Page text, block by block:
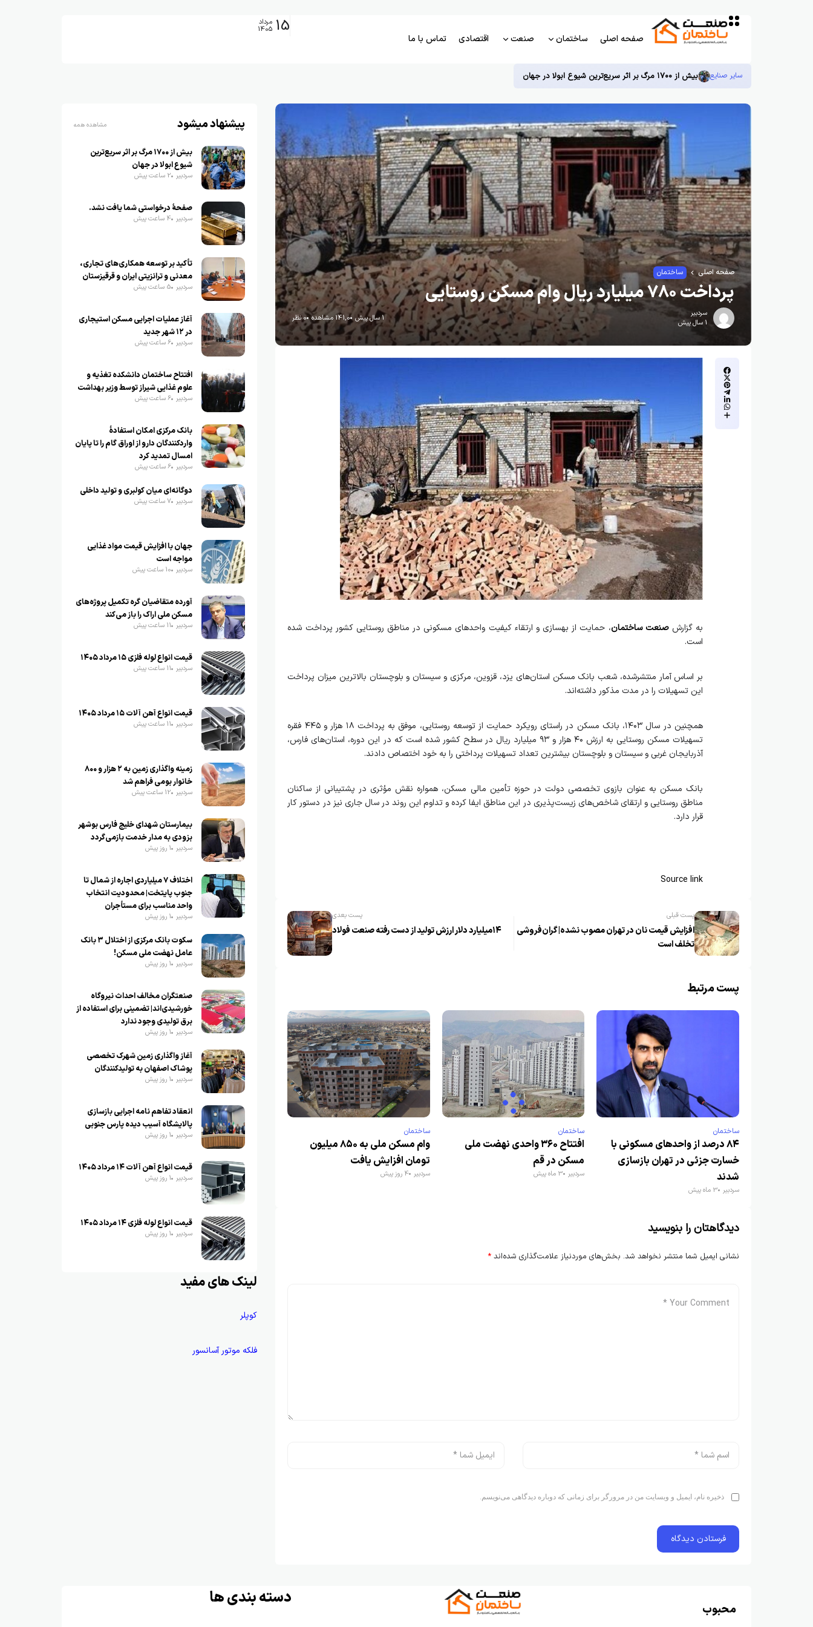
صفحه اصلی ساختمان صنعت اقتصادی تماس با ما
15 مرداد
1405
سایر صنایع بیش از ۱۷۰۰ مرگ بر اثر سریع‌ترین شیوع ابولا در جهان
صفحه اصلی ساختمان
پرداخت ۷۸۰ میلیارد ریال وام مسکن روستایی
سردبیر
1 سال پیش
1 سال پیش 141,0 مشاهده 0 نظر
به گزارشصنعت ساختمان، حمایت از بهسازی و ارتقاء کیفیت واحدهای مسکونی در مناطق روستایی کشور پرداخت شده
است.
بر اساس آمار منتشرشده، شعب بانک مسکن استان‌های یزد، قزوین، مرکزی و سیستان و بلوچستان بالاترین میزان پرداخت
این تسهیلات را در مدت مذکور داشته‌اند.
همچنین در سال ۱۴۰۳، بانک مسکن در راستای رویکرد حمایت از توسعه روستایی، موفق به پرداخت ۱۸ هزار و ۴۴۵ فقره
تسهیلات مسکن روستایی به ارزش ۴۰ هزار و ۹۳ میلیارد ریال در سطح کشور شده است که در این دوره، استان‌های فارس،
آذربایجان غربی و سیستان و بلوچستان بیشترین تعداد تسهیلات پرداختی را به خود اختصاص دادند.
بانک مسکن به عنوان بازوی تخصصی دولت در حوزه تأمین مالی مسکن، همواره نقش مؤثری در پشتیبانی از ساکنان
مناطق روستایی و ارتقای شاخص‌های زیست‌پذیری در این مناطق ایفا کرده و تداوم این روند در سال جاری نیز در دستور کار
قرار دارد.
Source link
پست قبلی
افزایش قیمت نان در تهران مصوب نشده| گران‌فروشی
تخلف است
پست بعدی
۱۴میلیارد دلار ارزش تولید از دست رفته صنعت فولاد
پست مرتبط
ساختمان
۸۴ درصد از واحدهای مسکونی با
خسارت جزئی در تهران بازسازی
شدند
سردبیر 3 ماه پیش
ساختمان
افتتاح ۳۶۰ واحدی نهضت ملی
مسکن در قم
سردبیر 3 ماه پیش
ساختمان
وام مسکن ملی به ۸۵۰ میلیون
تومان افزایش یافت
سردبیر 4 روز پیش
دیدگاهتان را بنویسید
نشانی ایمیل شما منتشر نخواهد شد. بخش‌های موردنیاز علامت‌گذاری شده‌اند *
ذخیره نام، ایمیل و وبسایت من در مرورگر برای زمانی که دوباره دیدگاهی می‌نویسم.
پیشنهاد میشود مشاهده همه
بیش از ۱۷۰۰ مرگ بر اثر سریع‌ترین
شیوع ابولا در جهان
سردبیر 2 ساعت پیش
صفحهٔ درخواستی شما یافت نشد.
سردبیر 4 ساعت پیش
تأکید بر توسعه همکاری‌های تجاری،
معدنی و ترانزیتی ایران و قرقیزستان
سردبیر 5 ساعت پیش
آغاز عملیات اجرایی مسکن استیجاری
در ۱۲ شهر جدید
سردبیر 6 ساعت پیش
افتتاح ساختمان دانشکده تغذیه و
علوم غذایی شیراز توسط وزیر بهداشت
سردبیر 6 ساعت پیش
بانک مرکزی امکان استفادۀ
واردکنندگان دارو از اوراق گام را تا پایان
امسال تمدید کرد
سردبیر 6 ساعت پیش
دوگانه‌ای میان کولبری و تولید داخلی
سردبیر 7 ساعت پیش
جهان با افزایش قیمت مواد غذایی
مواجه است
سردبیر 10 ساعت پیش
آورده متقاضیان گره تکمیل پروژه‌های
مسکن ملی اراک را باز می‌کند
سردبیر 11 ساعت پیش
قیمت انواع لوله فلزی ۱۵ مرداد ۱۴۰۵
سردبیر 11 ساعت پیش
قیمت انواع آهن آلات ۱۵ مرداد ۱۴۰۵
سردبیر 11 ساعت پیش
زمینه واگذاری زمین به ۲ هزار و ۸۰۰
خانوار بومی فراهم شد
سردبیر 12 ساعت پیش
بیمارستان شهدای خلیج فارس بوشهر
بزودی به مدار خدمت بازمی‌گردد
سردبیر 1 روز پیش
اختلاف ۷ میلیاردی اجاره از شمال تا
جنوب پایتخت| محدودیت انتخاب
واحد مناسب برای مستأجران
سردبیر 1 روز پیش
سکوت بانک مرکزی از اختلال ۳ بانک
عامل نهضت ملی مسکن!
سردبیر 1 روز پیش
صنعتگران مخالف احداث نیروگاه
خورشیدی‌اند| تضمینی برای استفاده از
برق تولیدی وجود ندارد
سردبیر 1 روز پیش
آغاز واگذاری زمین شهرک تخصصی
پوشاک اصفهان به تولیدکنندگان
سردبیر 1 روز پیش
انعقاد تفاهم نامه اجرایی بازسازی
پالایشگاه آسیب دیده پارس جنوبی
سردبیر 1 روز پیش
قیمت انواع آهن آلات ۱۴ مرداد ۱۴۰۵
سردبیر 1 روز پیش
قیمت انواع لوله فلزی ۱۴ مرداد ۱۴۰۵
سردبیر 1 روز پیش
لینک های مفید
کوپلر
فلکه موتور آسانسور
محبوب
دسته بندی ها